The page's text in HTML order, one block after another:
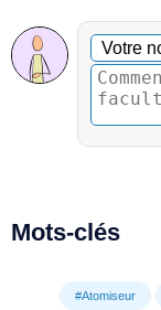
Votre
Mots-clés
#Atomiseur